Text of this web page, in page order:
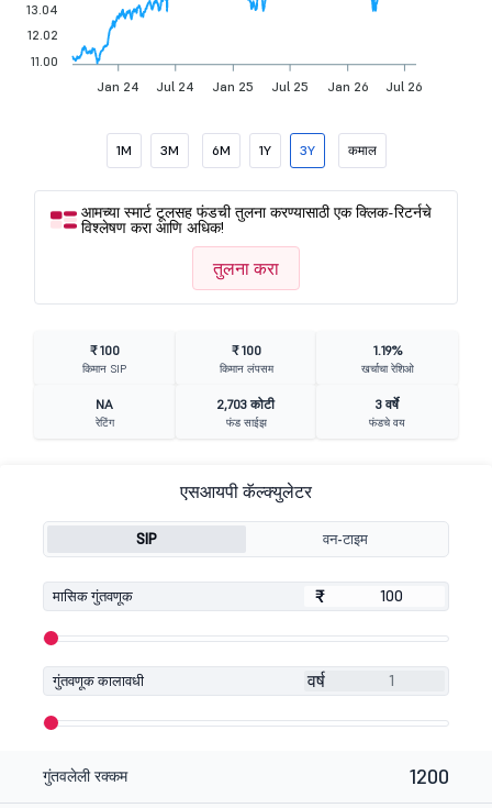
Jan 24 Jul 24 Jan 25 Jul 25 Jan 26 Jul 26
13.04
12.02
11.00
1M 3M 6M 1Y 3Y कमाल
आमच्या स्मार्ट टूलसह फंडची तुलना करण्यासाठी एक क्लिक-रिटर्नचे
विश्लेषण करा आणि अधिक!
तुलना करा
₹ 100
किमान SIP
₹ 100
किमान लंपसम
1.19%
खर्चाचा रेशिओ
NA
रेटिंग
2,703 कोटी
फंड साईझ
3 वर्षे
फंडचे वय
एसआयपी कॅल्क्युलेटर
SIP वन-टाइम
मासिक गुंतवणूक ₹
₹
गुंतवणूक कालावधी वर्ष
गुंतवलेली रक्कम 1200